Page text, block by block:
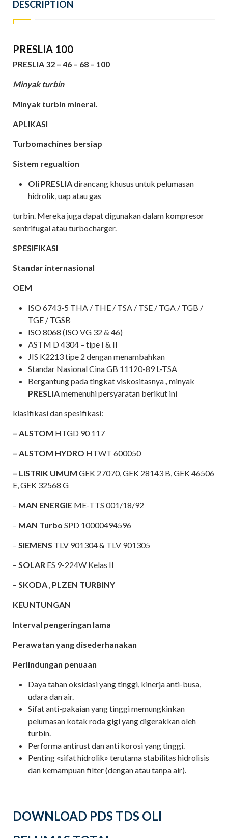
DESCRIPTION
PRESLIA 100
PRESLIA 32 – 46 – 68 – 100
Minyak turbin
Minyak turbin mineral.
APLIKASI
Turbomachines bersiap
Sistem regualtion
Oli PRESLIAdirancang khusus untuk pelumasan
hidrolik, uap atau gas
turbin. Mereka juga dapat digunakan dalam kompresor
sentrifugal atau turbocharger.
SPESIFIKASI
Standar internasional
OEM
ISO 6743-5 THA / THE / TSA / TSE / TGA / TGB /
TGE / TGSB
ISO 8068 (ISO VG 32 & 46)
ASTM D 4304 – tipe I & II
JIS K2213 tipe 2 dengan menambahkan
Standar Nasional Cina GB 11120-89 L-TSA
Bergantung pada tingkat viskositasnya, minyak
PRESLIAmemenuhi persyaratan berikut ini
klasifikasi dan spesifikasi:
– ALSTOM HTGD 90 117
– ALSTOM HYDRO HTWT 600050
– LISTRIK UMUM GEK 27070, GEK 28143 B, GEK 46506
E, GEK 32568 G
– MAN ENERGIE ME-TTS 001/18/92
– MAN Turbo SPD 10000494596
– SIEMENS TLV 901304 & TLV 901305
– SOLAR ES 9-224W Kelas II
– SKODA , PLZEN TURBINY
KEUNTUNGAN
Interval pengeringan lama
Perawatan yang disederhanakan
Perlindungan penuaan
Daya tahan oksidasi yang tinggi, kinerja anti-busa,
udara dan air.
Sifat anti-pakaian yang tinggi memungkinkan
pelumasan kotak roda gigi yang digerakkan oleh
turbin.
Performa antirust dan anti korosi yang tinggi.
Penting «sifat hidrolik» terutama stabilitas hidrolisis
dan kemampuan filter (dengan atautanpa air).
DOWNLOAD PDS TDS OLI